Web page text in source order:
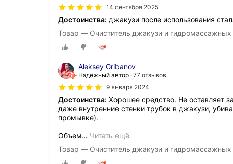
14 сентября 2025
Достоинства: джакузи после использования
Товар — Очиститель джакузи и гидромассажных
Aleksey Gribanov
Надёжный автор 77 отзывов
9 января 2024
Достоинства: Хорошее средство. Не оставляет
даже внутренние стенки трубок в джакузи,
промывке).
Объем… Читать ещё
Товар — Очиститель джакузи и гидромассажных